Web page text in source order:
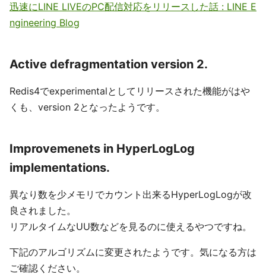
迅速にLINE LIVEのPC配信対応をリリースした話 : LINE E
ngineering Blog
Active defragmentation version 2.
Redis4でexperimentalとしてリリースされた機能がはや
くも、version 2となったようです。
Improvemenets in HyperLogLog
implementations.
異なり数を少メモリでカウント出来るHyperLogLogが改
良されました。
リアルタイムなUU数などを見るのに使えるやつですね。
下記のアルゴリズムに変更されたようです。気になる方は
ご確認ください。